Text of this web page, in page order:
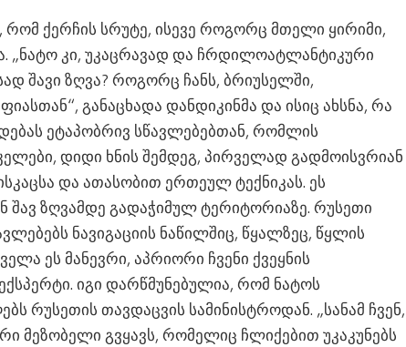
რომ ქერჩის სრუტე, ისევე როგორც მთელი ყირიმი,
„ნატო კი, უკაცრავად და ჩრდილოატლანტიკური
შავი ზღვა? როგორც ჩანს, ბრიუსელში,
განაცხადა დანდიკინმა და ისიც ახსნა, რა
ეტაპობრივ სწავლებებთან, რომლის
დიდი ხნის შემდეგ, პირველად გადმოისვრიან
და ათასობით ერთეულ ტექნიკას. ეს
ზღვამდე გადაჭიმულ ტერიტორიაზე. რუსეთი
ნავიგაციის ნაწილშიც, წყალზეც, წყლის
ეს მანევრი, აპრიორი ჩვენი ქვეყნის
იგი დარწმუნებულია, რომ ნატოს
რუსეთის თავდაცვის სამინისტროდან. „სანამ ჩვენ,
მეზობელი გვყავს, რომელიც ჩლიქებით უკაკუნებს